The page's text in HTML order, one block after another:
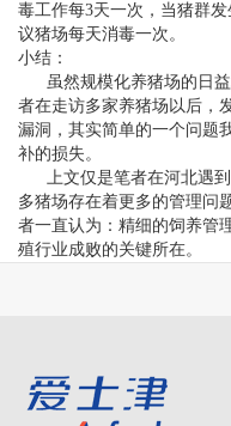
毒工作每3天一次，当猪群
议猪场每天消毒一次。
小结：
虽然规模化养猪场的日益
者在走访多家养猪场以后，
漏洞，其实简单的一个问题
补的损失。
上文仅是笔者在河北遇到
多猪场存在着更多的管理问
者一直认为：精细的饲养管
殖行业成败的关键所在。